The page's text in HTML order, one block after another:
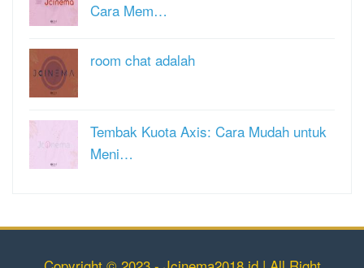
Cara Mem…
room chat adalah
Tembak Kuota Axis: Cara Mudah untuk
Meni…